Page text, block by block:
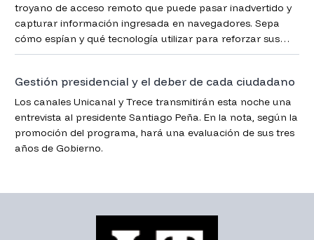
troyano de acceso remoto que puede pasar inadvertido y
capturar información ingresada en navegadores. Sepa
cómo espían y qué tecnología utilizar para reforzar sus
defensas.
Gestión presidencial y el deber de cada ciudadano
Los canales Unicanal y Trece transmitirán esta noche una
entrevista al presidente Santiago Peña. En la nota, según la
promoción del programa, hará una evaluación de sus tres
años de Gobierno.